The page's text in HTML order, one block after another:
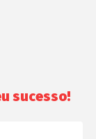
sucesso!